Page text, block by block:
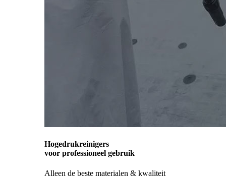
Hogedrukreinigers
voor professioneel gebruik
Alleen de beste materialen & kwaliteit